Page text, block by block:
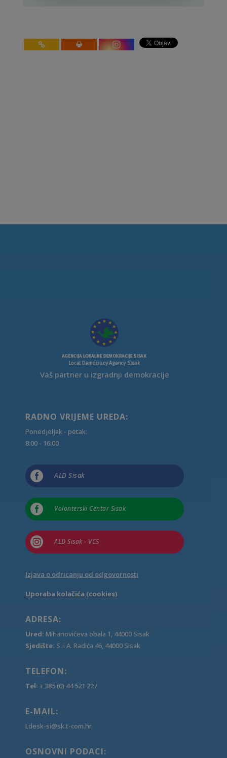
Vaš partner u izgradnji demokracije
RADNO VRIJEME UREDA:
Ponedjeljak - petak:
8:00 - 16:00
 ALD Sisak
 Volonterski Centar Sisak
 ALD Sisak - VCS
Izjava o odricanju od odgovornosti
Uporaba kolačića (cookies)
ADRESA:
Ured: Mihanovićeva obala 1, 44000 Sisak
Sjedište: S. i A. Radića 46, 44000 Sisak
TELEFON:
Tel: + 385 (0) 44 521 227
E-MAIL:
Ldesk-si@sk.t-com.hr
OSNOVNI PODACI: